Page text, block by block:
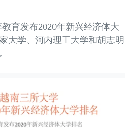
育发布2020年新兴经济体大
大学、河内理工大学和胡志明